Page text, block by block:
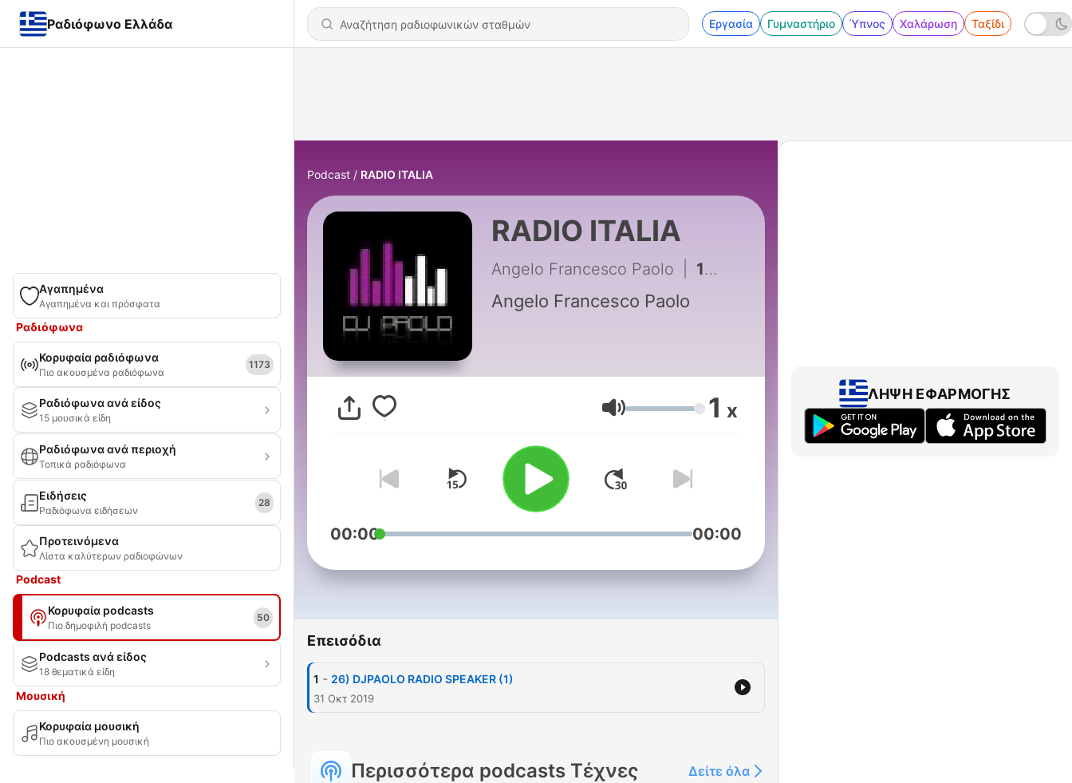
Ραδιόφωνο Ελλάδα Εργασία Γυμναστήριο Ύπνος Χαλάρωση Ταξίδι
Αγαπημένα
Αγαπημένα και πρόσφατα
Ραδιόφωνα
Κορυφαία ραδιόφωνα
Πιο ακουσμένα ραδιόφωνα
1173
Ραδιόφωνα ανά είδος
15 μουσικά είδη
Ραδιόφωνα ανά περιοχή
Τοπικά ραδιόφωνα
Ειδήσεις
Ραδιόφωνα ειδήσεων
28
Προτεινόμενα
Λίστα καλύτερων ραδιοφώνων
Podcast
Κορυφαία podcasts
Πιο δημοφιλή podcasts
50
Podcasts ανά είδος
18 θεματικά είδη
Μουσική
Κορυφαία μουσική
Πιο ακουσμένη μουσική
Podcast RADIO ITALIA
RADIO ITALIA
Angelo Francesco Paolo 1 - 26) DJPAOLO RADIO SPEAKER (1)
Angelo Francesco Paolo
Ένταση 1 x
00:00 00:00
Επεισόδια
1 - 26) DJPAOLO RADIO SPEAKER (1)
31 Οκτ 2019
Περισσότερα podcasts Τέχνες Δείτε όλα
ΛΉΨΗ ΕΦΑΡΜΟΓΉΣ